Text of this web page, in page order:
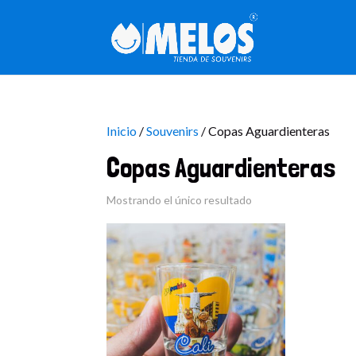
Inicio /Souvenirs / Copas Aguardienteras
Copas Aguardienteras
Mostrando el único resultado